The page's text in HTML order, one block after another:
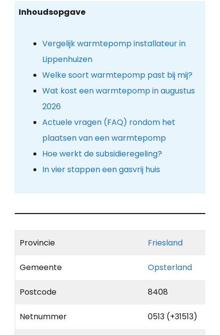
Inhoudsopgave
Vergelijk warmtepomp installateur in
Lippenhuizen
Welke soort warmtepomp past bij mij?
Wat kost een warmtepomp in augustus
2026
Actuele vragen (FAQ) rondom het
plaatsen van een warmtepomp
Hoe werkt de subsidieregeling?
In vier stappen een gasvrij huis
Provincie Friesland
Gemeente Opsterland
Postcode 8408
Netnummer 0513 (+31513)